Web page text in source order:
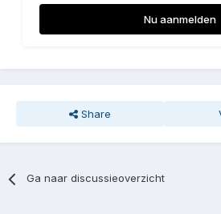
Nu aanmelden
Share
Ga naar discussieoverzicht